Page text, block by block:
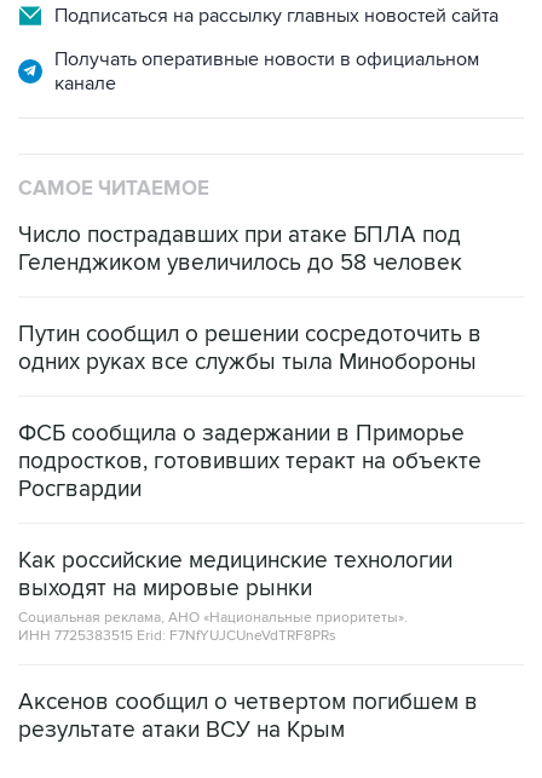
Подписаться на рассылку главных новостей сайта
Получать оперативные новости в официальном
канале
САМОЕ ЧИТАЕМОЕ
Число пострадавших при атаке БПЛА под
Геленджиком увеличилось до 58 человек
Путин сообщил о решении сосредоточить в
одних руках все службы тыла Минобороны
ФСБ сообщила о задержании в Приморье
подростков, готовивших теракт на объекте
Росгвардии
Как российские медицинские технологии
выходят на мировые рынки
Социальная реклама, АНО «Национальные приоритеты».
ИНН 7725383515 Erid: F7NfYUJCUneVdTRF8PRs
Аксенов сообщил о четвертом погибшем в
результате атаки ВСУ на Крым